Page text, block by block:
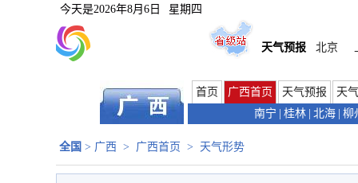
今天是2026年8月6日 星期四
天气预报 北京
首页 广西首页 天气预报
天
南宁
桂林 北海 柳
全国 > 广西 > 广西首页 > 天气形势